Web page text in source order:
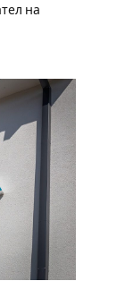
на